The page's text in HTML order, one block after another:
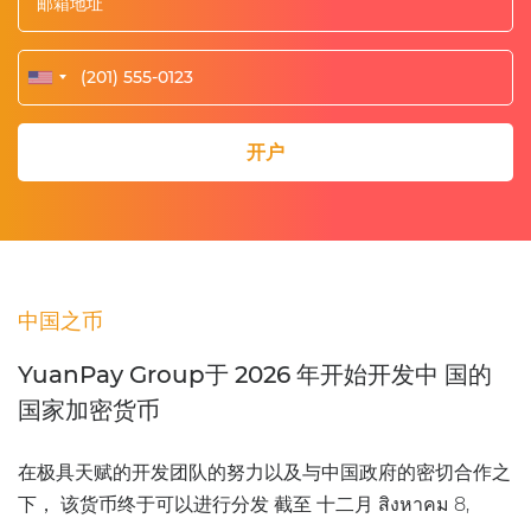
开户
中国之币
YuanPay Group于 2026 年开始开发中 国的
国家加密货币
在极具天赋的开发团队的努力以及与中国政府的密切合作之
下， 该货币终于可以进行分发 截至 十二月 สิงหาคม 8,